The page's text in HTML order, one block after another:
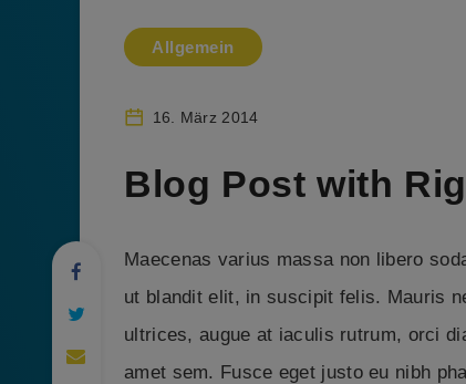
Allgemein
16. März 2014
Blog Post with
Maecenas varius massa non libero
ut blandit elit, in suscipit felis. Mauris
ultrices, augue at iaculis rutrum, orci
amet sem. Fusce eget justo eu nibh